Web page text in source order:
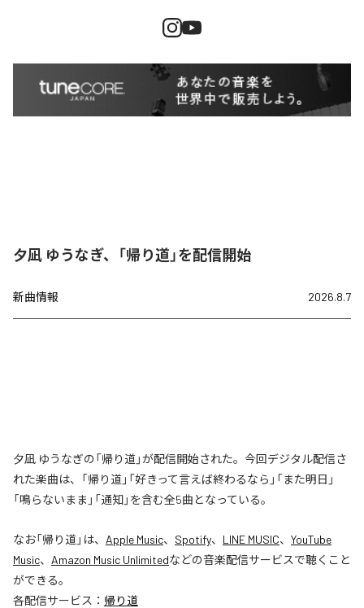
夕凪 ゆうなぎ、「帰り道」を配信開始
新曲情報 2026.8.7
夕凪 ゆうなぎの「帰り道」が配信開始された。今回デジタル配信さ
れた楽曲は、「帰り道」「好きって言えば終わるなら」「また明日」
「鳴らないまま」「通知」を含む全5曲となっている。
なお「帰り道」は、 Apple Music、 Spotify、 LINE MUSIC、 YouTube
Music、 Amazon Music Unlimitedなどの音楽配信サービスで聴くこと
ができる。
各配信サービス： 帰り道